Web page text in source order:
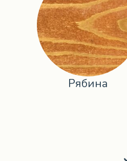
Рябина